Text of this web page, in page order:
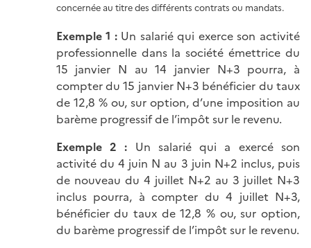
concernée au titre des différents contrats ou mandats.
Exemple 1 :Un salarié qui exerce son activité
professionnelle dans la société émettrice du
15 janvier N au 14 janvier N+3 pourra, à
compter du 15 janvier N+3 bénéficier du taux
de 12,8 % ou, sur option, d’une imposition au
barème progressif de l’impôt sur le revenu.
Exemple 2 : Un salarié qui a exercé son
activité du 4 juin N au 3 juin N+2 inclus, puis
de nouveau du 4 juillet N+2 au 3 juillet N+3
inclus pourra, à compter du 4 juillet N+3,
bénéficier du taux de 12,8 % ou, sur option,
du barème progressif de l’impôt sur le revenu.